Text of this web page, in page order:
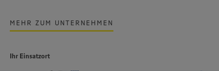
MEHR ZUM UNTERNEHMEN
Ihr Einsatzort